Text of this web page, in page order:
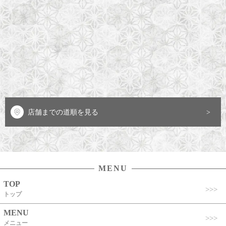
店舗までの道順を見る
MENU
TOP
トップ
MENU
メニュー